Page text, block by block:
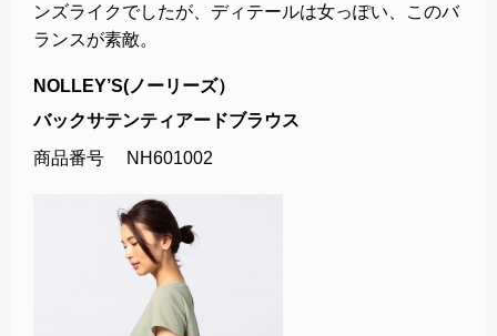
ンズライクでしたが、ディテールは女っぽい、このバ
ランスが素敵。
NOLLEY’S(ノーリーズ）
バックサテンティアードブラウス
商品番号 NH601002